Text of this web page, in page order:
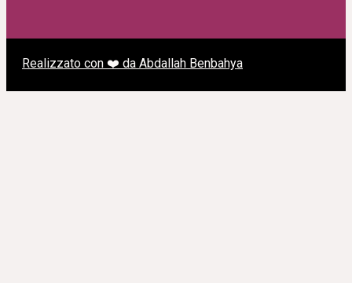
Realizzato con ❤️ da Abdallah Benbahya